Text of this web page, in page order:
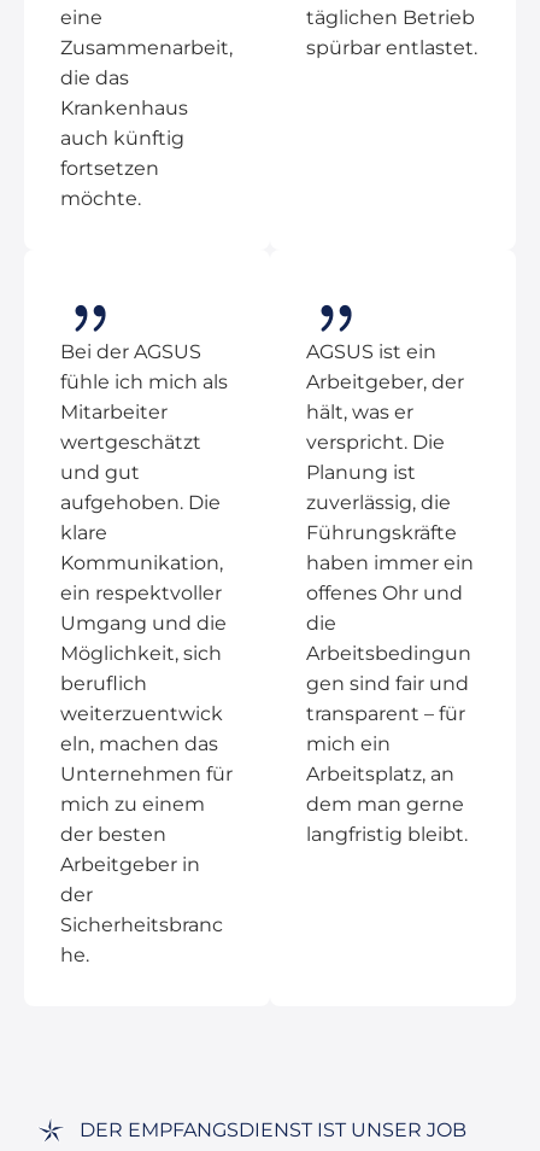
eine
Zusammenarbeit,
die das
Krankenhaus
auch künftig
fortsetzen
möchte.
täglichen Betrieb
spürbar entlastet.
Bei der AGSUS
fühle ich mich als
Mitarbeiter
wertgeschätzt
und gut
aufgehoben. Die
klare
Kommunikation,
ein respektvoller
Umgang und die
Möglichkeit, sich
beruflich
weiterzuentwick
eln, machen das
Unternehmen für
mich zu einem
der besten
Arbeitgeber in
der
Sicherheitsbranc
he.
AGSUS ist ein
Arbeitgeber, der
hält, was er
verspricht. Die
Planung ist
zuverlässig, die
Führungskräfte
haben immer ein
offenes Ohr und
die
Arbeitsbedingun
gen sind fair und
transparent – für
mich ein
Arbeitsplatz, an
dem man gerne
langfristig bleibt.
DER EMPFANGSDIENST IST UNSER JOB